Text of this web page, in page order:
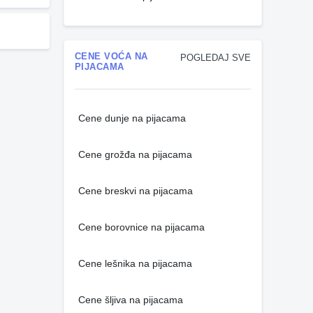
POGLEDAJ SVE
CENE VOĆA NA
PIJACAMA
Cene dunje na pijacama
Cene grožđa na pijacama
Cene breskvi na pijacama
Cene borovnice na pijacama
Cene lešnika na pijacama
Cene šljiva na pijacama